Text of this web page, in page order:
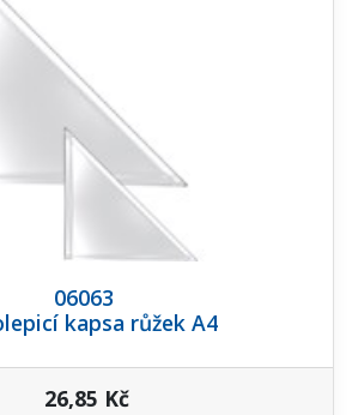
06063
kapsa růžek A4
26,85 Kč